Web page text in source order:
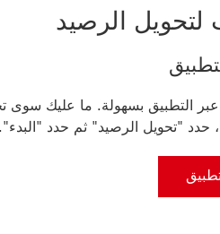
الرصيد
التطبيق بسهولة. ما عليك سوى
حدد "تحويل الرصيد" ثم حدد "البدء".
سيتم فتح هذا الرابط في نافذة